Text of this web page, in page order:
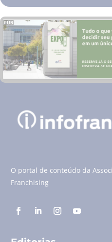
PUB
O portal de conteúdo da
Franchising